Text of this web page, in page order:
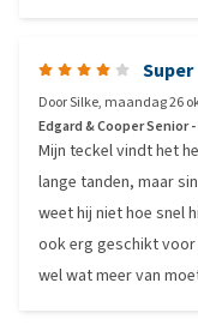
Super
DoorSilke, maandag 26
Edgard & Cooper Senior -
Mijn teckel vindt het
lange tanden, maar
weet hij niet hoe snel
ook erg geschikt voor
wel wat meer van